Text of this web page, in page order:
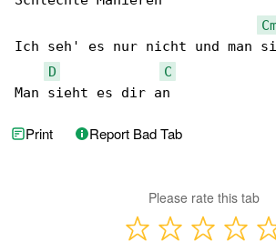
Ich seh' es nur nicht und man
D
C
Man sieht es dir an
Print Report Bad Tab
Please rate this tab